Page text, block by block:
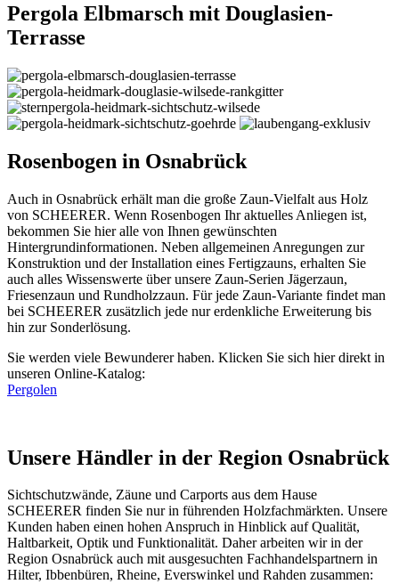
Pergola Elbmarsch mit Douglasien-
Terrasse
Rosenbogen in Osnabrück
Auch in Osnabrück erhält man die große Zaun-Vielfalt aus Holz
von SCHEERER. Wenn Rosenbogen Ihr aktuelles Anliegen ist,
bekommen Sie hier alle von Ihnen gewünschten
Hintergrundinformationen. Neben allgemeinen Anregungen zur
Konstruktion und der Installation eines Fertigzauns, erhalten Sie
auch alles Wissenswerte über unsere Zaun-Serien Jägerzaun,
Friesenzaun und Rundholzzaun. Für jede Zaun-Variante findet man
bei SCHEERER zusätzlich jede nur erdenkliche Erweiterung bis
hin zur Sonderlösung.
Sie werden viele Bewunderer haben. Klicken Sie sich hier direkt in
unseren Online-Katalog:
Pergolen
Unsere Händler in der Region Osnabrück
Sichtschutzwände, Zäune und Carports aus dem Hause
SCHEERER finden Sie nur in führenden Holzfachmärkten. Unsere
Kunden haben einen hohen Anspruch in Hinblick auf Qualität,
Haltbarkeit, Optik und Funktionalität. Daher arbeiten wir in der
Region Osnabrück auch mit ausgesuchten Fachhandelspartnern in
Hilter, Ibbenbüren, Rheine, Everswinkel und Rahden zusammen: